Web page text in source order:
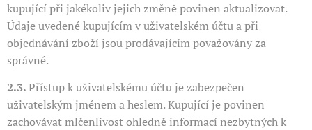
kupující při jakékoliv jejich změně povinen aktualizovat.
Údaje uvedené kupujícím v uživatelském účtu a při
objednávání zboží jsou prodávajícím považovány za
správné.
2.3.Přístup k uživatelskému účtu je zabezpečen
uživatelským jménem a heslem. Kupující je povinen
zachovávat mlčenlivost ohledně informací nezbytných k